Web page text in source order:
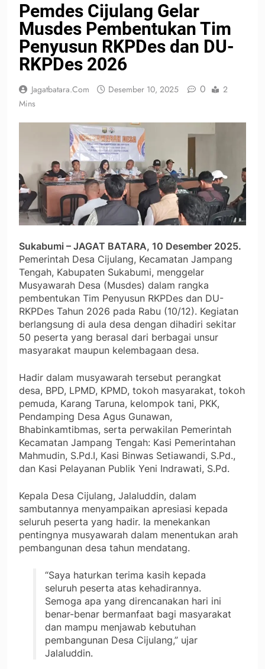
Pemdes Cijulang Gelar
Musdes Pembentukan Tim
Penyusun RKPDes dan DU-
RKPDes 2026
Jagatbatara.com Desember 10, 2025 0
2
Mins
Sukabumi – JAGAT BATARA, 10 Desember 2025.
Pemerintah Desa Cijulang, Kecamatan Jampang
Tengah, Kabupaten Sukabumi, menggelar
Musyawarah Desa (Musdes) dalam rangka
pembentukan Tim Penyusun RKPDes dan DU-
RKPDes Tahun 2026 pada Rabu (10/12). Kegiatan
berlangsung di aula desa dengan dihadiri sekitar
50 peserta yang berasal dari berbagai unsur
masyarakat maupun kelembagaan desa.
Hadir dalam musyawarah tersebut perangkat
desa, BPD, LPMD, KPMD, tokoh masyarakat, tokoh
pemuda, Karang Taruna, kelompok tani, PKK,
Pendamping Desa Agus Gunawan,
Bhabinkamtibmas, serta perwakilan Pemerintah
Kecamatan Jampang Tengah: Kasi Pemerintahan
Mahmudin, S.Pd.I, Kasi Binwas Setiawandi, S.Pd.,
dan Kasi Pelayanan Publik Yeni Indrawati, S.Pd.
Kepala Desa Cijulang, Jalaluddin, dalam
sambutannya menyampaikan apresiasi kepada
seluruh peserta yang hadir. Ia menekankan
pentingnya musyawarah dalam menentukan arah
pembangunan desa tahun mendatang.
“Saya haturkan terima kasih kepada
seluruh peserta atas kehadirannya.
Semoga apa yang direncanakan hari ini
benar-benar bermanfaat bagi masyarakat
dan mampu menjawab kebutuhan
pembangunan Desa Cijulang,” ujar
Jalaluddin.